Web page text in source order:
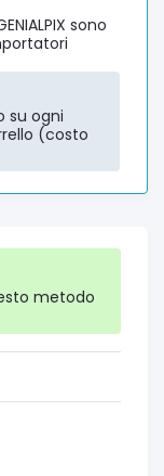
sono
su ogni
(costo
metodo